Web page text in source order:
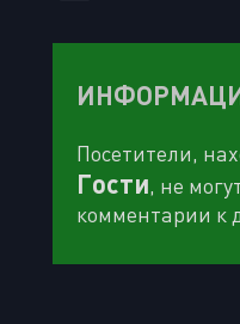
Посетители,
Гости, не
комментарии к